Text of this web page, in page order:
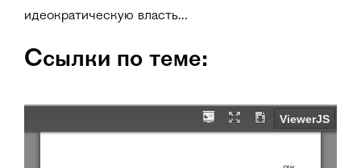
идеократическую власть...
Ссылки по теме: